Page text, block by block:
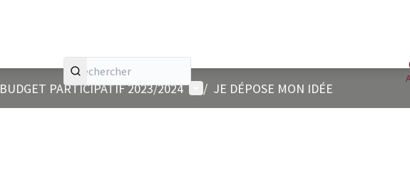
BUDGET PARTICIPATIF 2023/2024 Menu utilisateur
/ JE DÉPOSE MON IDÉE